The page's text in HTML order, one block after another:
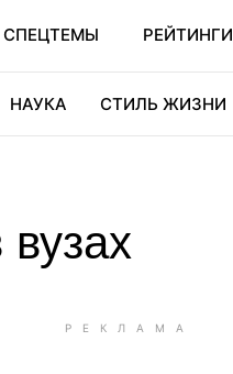
СПЕЦТЕМЫ РЕЙТИНГИ
НАУКА СТИЛЬ ЖИЗНИ